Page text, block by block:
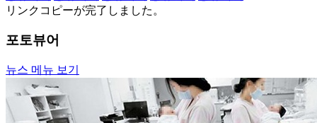
リンクコピーが完了しました。
포토뷰어
뉴스 메뉴 보기